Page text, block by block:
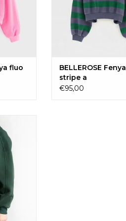
fluo
BELLEROSE Fenya
stripe a
€95,00